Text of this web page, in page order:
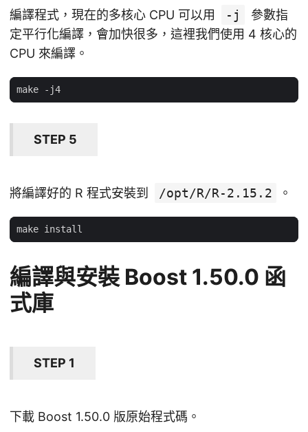
編譯程式，現在的多核心 CPU 可以用 -j
參數指
定平行化編譯，會加快很多，這裡我們使用 4 核心的
CPU 來編譯。
STEP 5
將編譯好的 R 程式安裝到 /opt/R/R-2.15.2 。
編譯與安裝 Boost 1.50.0 函
式庫
STEP 1
下載 Boost 1.50.0 版原始程式碼。